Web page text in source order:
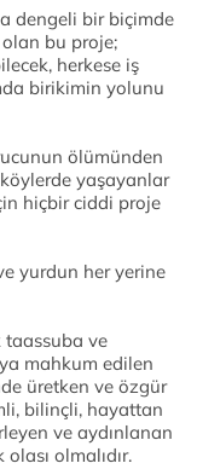
dengeli bir biçimde
olan bu proje;
herkese iş
birikimin yolunu
ölümünden
yaşayanlar
hiçbir ciddi proje
yurdun her yerine
taassuba ve
mahkum edilen
üretken ve özgür
bilinçli, hayattan
ve aydınlanan
olmalıdır.